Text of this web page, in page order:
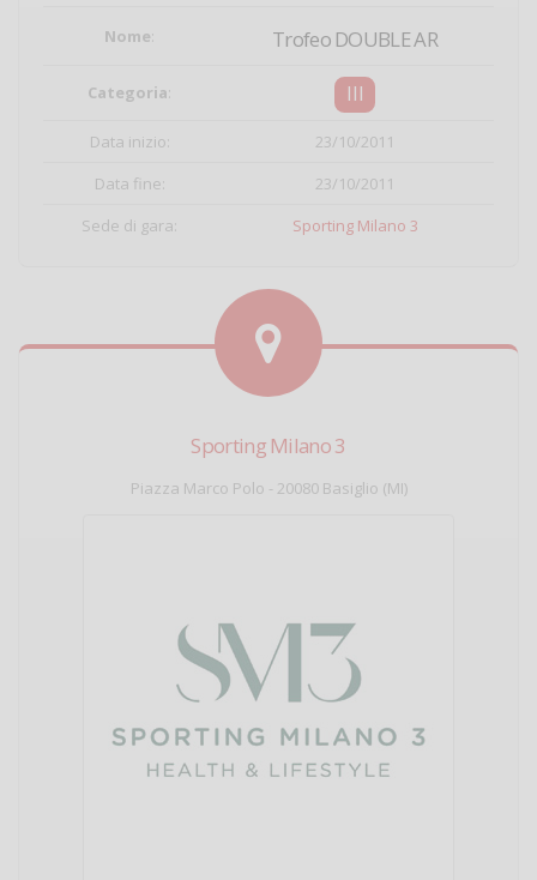
Nome: Trofeo DOUBLE AR
Categoria: III
Data inizio:
23/10/2011
Data fine:
23/10/2011
Sede di gara:
Sporting Milano 3
Sporting Milano 3
Piazza Marco Polo - 20080 Basiglio (MI)